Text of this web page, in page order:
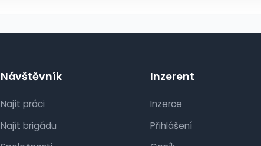
Návštěvník
Najít práci
Najít brigádu
Inzerent
Inzerce
Přihlášení